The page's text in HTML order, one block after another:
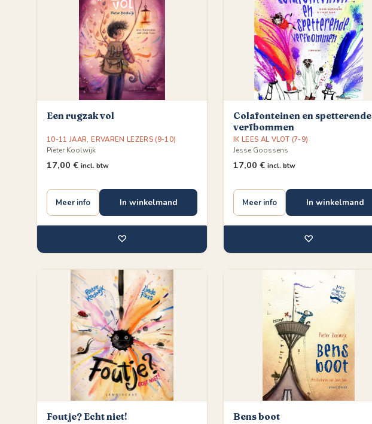
Een rugzak vol
10-11 JAAR,ERVAREN LEZERS (9-10)
Pieter Koolwijk
17,00 € incl. btw
Meer info In winkelmand
♡
Colafonteinen en spetterende
verfbommen
IK LEES AL VLOT (7-9)
Jesse Goossens
17,00 € incl. btw
Meer info In winkelmand
♡
Foutje? Echt niet! Bens boot